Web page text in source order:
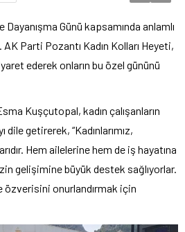
Dayanışma Günü kapsamında anlamlı
Parti Pozantı Kadın Kolları Heyeti,
ederek onların bu özel gününü
Kuşçutopal, kadın çalışanların
dile getirerek, “Kadınlarımız,
Hem ailelerine hem de iş hayatına
gelişimine büyük destek sağlıyorlar.
özverisini onurlandırmak için